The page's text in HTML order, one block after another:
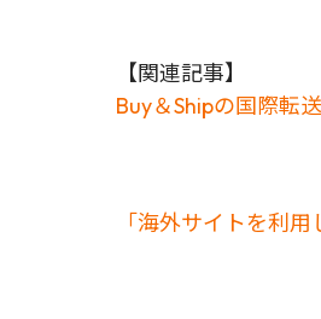
【関連記事】
Buy＆Shipの国際転
「海外サイトを利